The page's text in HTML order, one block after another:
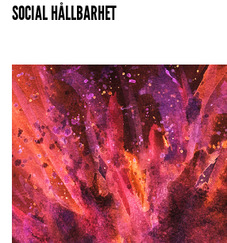
SOCIAL HÅLLBARHET